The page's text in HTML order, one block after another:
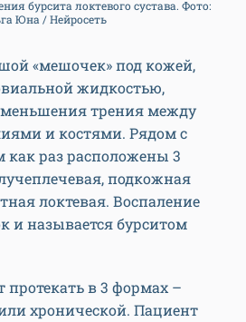
бурсита локтевого сустава. Фото:
Юна / Нейросеть
«мешочек» под кожей,
жидкостью,
трения между
и костями. Рядом с
как раз расположены 3
подкожная
локтевая. Воспаление
и называется бурситом
протекать в 3 формах –
хронической. Пациент